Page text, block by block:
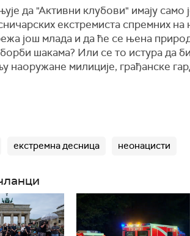
да "Активни клубови" имају
екстремиста спремних
још млада и да ће се њена
шакама? Или се то истура да
наоружане милиције, грађанске
екстремна десница неонацисти